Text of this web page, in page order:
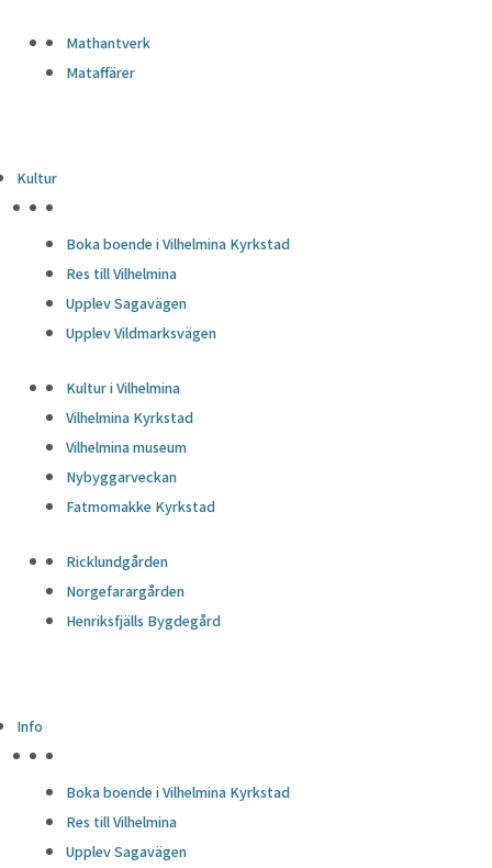
Mathantverk
Mataffärer
Kultur
Boka boende i Vilhelmina Kyrkstad
Res till Vilhelmina
Upplev Sagavägen
Upplev Vildmarksvägen
Kultur i Vilhelmina
Vilhelmina Kyrkstad
Vilhelmina museum
Nybyggarveckan
Fatmomakke Kyrkstad
Ricklundgården
Norgefarargården
Henriksfjälls Bygdegård
Info
Boka boende i Vilhelmina Kyrkstad
Res till Vilhelmina
Upplev Sagavägen